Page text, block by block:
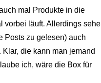
mal Produkte in die
vorbei läuft. Allerdings sehe
Posts zu gelesen) auch
die kann man jemand
ich, wäre die Box für